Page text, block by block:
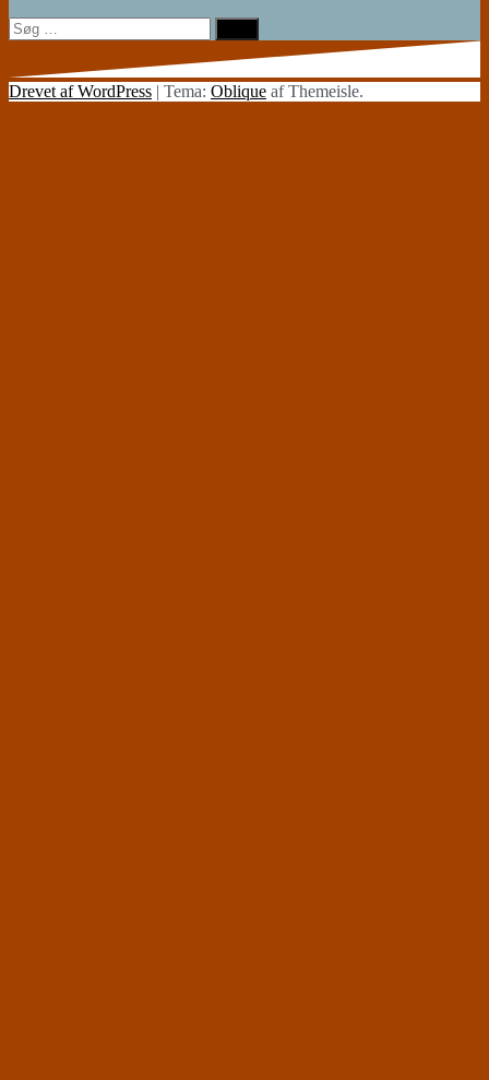
Søg
efter:
Drevet af WordPress | Tema: Oblique af Themeisle.